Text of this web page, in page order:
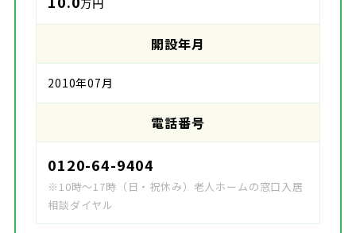
万円
開設年月
2010年07月
電話番号
0120-64-9404
※10時～17時（日・祝休み）老人ホームの窓口入居
相談ダイヤル